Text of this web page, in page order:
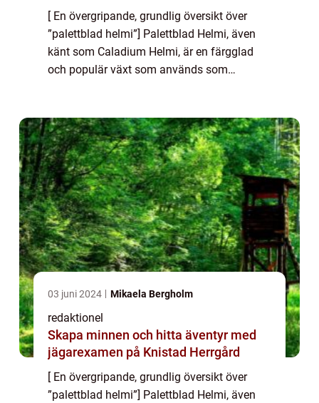
[ En övergripande, grundlig översikt över
”palettblad helmi”] Palettblad Helmi, även
känt som Caladium Helmi, är en färgglad
och populär växt som används som
03 juni 2024 Mikaela Bergholm
redaktionel
Skapa minnen och hitta äventyr med
jägarexamen på Knistad Herrgård
[ En övergripande, grundlig översikt över
”palettblad helmi”] Palettblad Helmi, även